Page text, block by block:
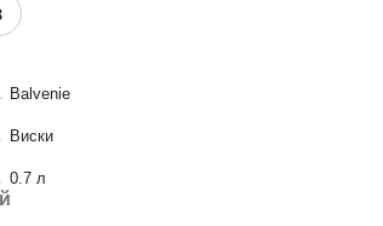
Balvenie
Виски
0.7 л